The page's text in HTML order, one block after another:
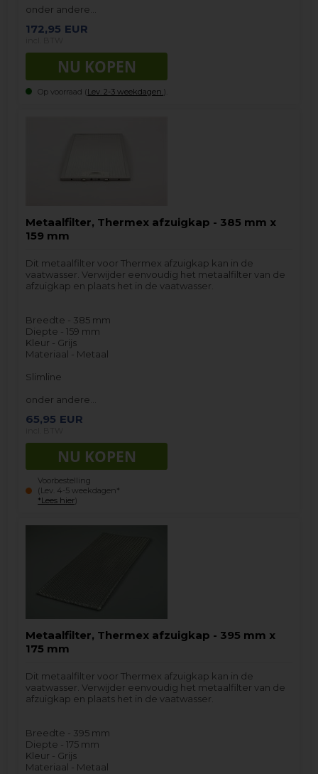
onder andere…
172,95 EUR
Op voorraad (Lev. 2-3 weekdagen. ).
Metaalfilter, Thermex afzuigkap - 385 mm x
159 mm
Dit metaalfilter voor Thermex afzuigkap kan in de
vaatwasser. Verwijder eenvoudig het metaalfilter van de
afzuigkap en plaats het in de vaatwasser.
Breedte - 385 mm
Diepte - 159 mm
Kleur - Grijs
Materiaal - Metaal
Slimline
onder andere…
65,95 EUR
Voorbestelling
(Lev. 4-5 weekdagen*
*Lees hier)
Metaalfilter, Thermex afzuigkap - 395 mm x
175 mm
Dit metaalfilter voor Thermex afzuigkap kan in de
vaatwasser. Verwijder eenvoudig het metaalfilter van de
afzuigkap en plaats het in de vaatwasser.
Breedte - 395 mm
Diepte - 175 mm
Kleur - Grijs
Materiaal - Metaal